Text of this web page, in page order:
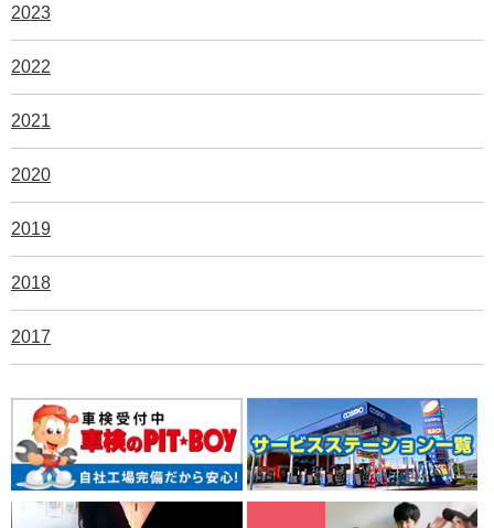
2023
2022
2021
2020
2019
2018
2017